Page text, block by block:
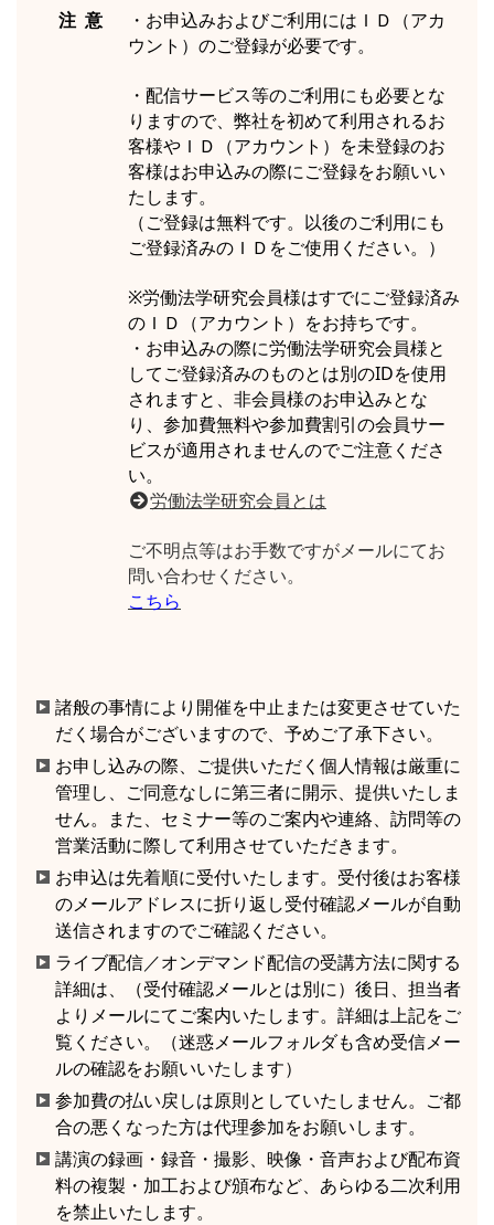
注 意
・お申込みおよびご利用にはＩＤ（アカ
ウント）のご登録が必要です。
・配信サービス等のご利用にも必要とな
りますので、弊社を初めて利用されるお
客様やＩＤ（アカウント）を未登録のお
客様はお申込みの際にご登録をお願いい
たします。
（ご登録は無料です。以後のご利用にも
ご登録済みのＩＤをご使用ください。）
※労働法学研究会員様はすでにご登録済み
のＩＤ（アカウント）をお持ちです。
・お申込みの際に労働法学研究会員様と
してご登録済みのものとは別のIDを使用
されますと、非会員様のお申込みとな
り、参加費無料や参加費割引の会員サー
ビスが適用されませんのでご注意くださ
い。
労働法学研究会員とは
ご不明点等はお手数ですがメールにてお
問い合わせください。
こちら
諸般の事情により開催を中止または変更させていた
だく場合がございますので、予めご了承下さい。
お申し込みの際、ご提供いただく個人情報は厳重に
管理し、ご同意なしに第三者に開示、提供いたしま
せん。また、セミナー等のご案内や連絡、訪問等の
営業活動に際して利用させていただきます。
お申込は先着順に受付いたします。受付後はお客様
のメールアドレスに折り返し受付確認メールが自動
送信されますのでご確認ください。
ライブ配信／オンデマンド配信の受講方法に関する
詳細は、（受付確認メールとは別に）後日、担当者
よりメールにてご案内いたします。詳細は上記をご
覧ください。（迷惑メールフォルダも含め受信メー
ルの確認をお願いいたします）
参加費の払い戻しは原則としていたしません。ご都
合の悪くなった方は代理参加をお願いします。
講演の録画・録音・撮影、映像・音声および配布資
料の複製・加工および頒布など、あらゆる二次利用
を禁止いたします。